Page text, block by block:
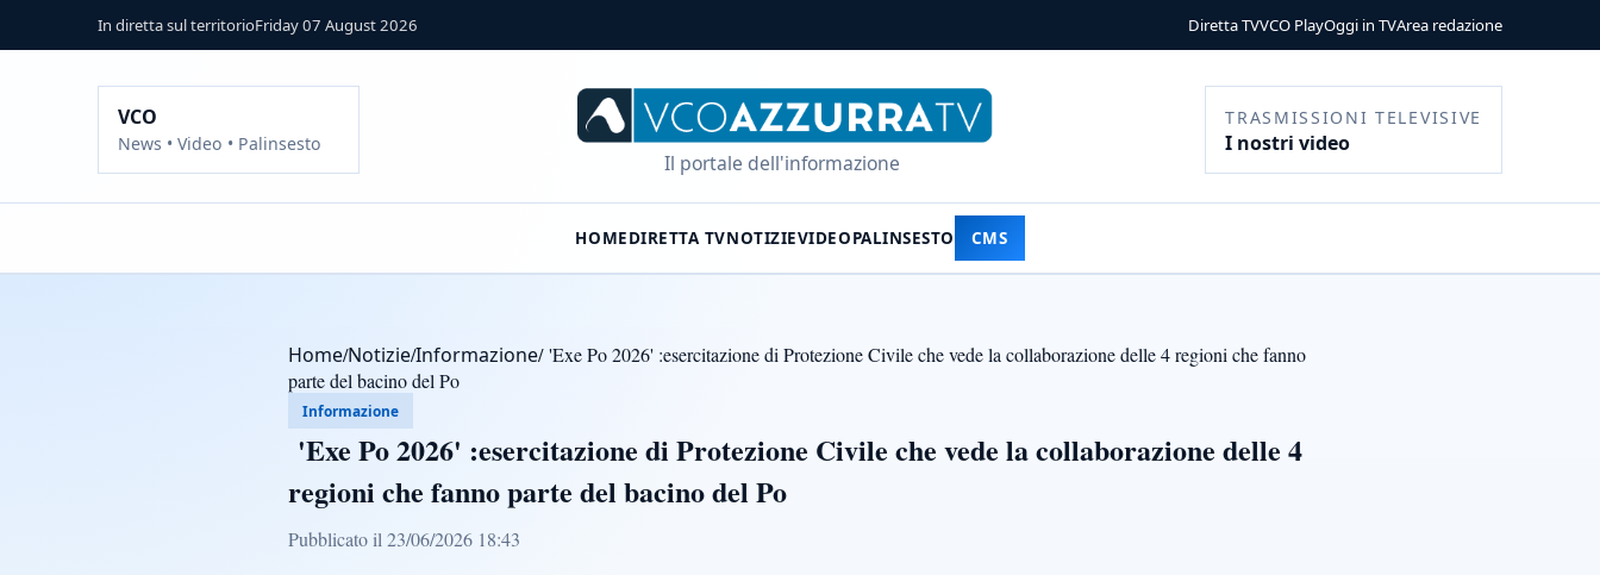
In diretta sul territorioFriday 07 August 2026 Diretta TVVCO PlayOggi in TVArea redazione
VCO
News • Video • Palinsesto
Il portale dell'informazione
TRASMISSIONI TELEVISIVE
I nostri video
HOMEDIRETTA TVNOTIZIEVIDEOPALINSESTO CMS
Home/Notizie/Informazione/'Exe Po 2026' :esercitazione di Protezione Civile che vede la collaborazione delle 4 regioni che fanno
parte del bacino del Po
Informazione
'Exe Po 2026' :esercitazione di Protezione Civile che vede la collaborazione delle 4
regioni che fanno parte del bacino del Po
Pubblicato il 23/06/2026 18:43